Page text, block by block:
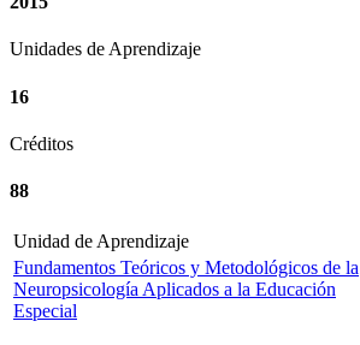
Unidades de Aprendizaje
16
Créditos
88
Unidad de Aprendizaje
Fundamentos Teóricos y Metodológicos de la
Neuropsicología Aplicados a la Educación
Especial